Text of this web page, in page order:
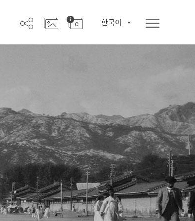
한국어